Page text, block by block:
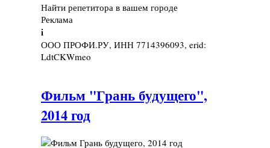
Найти репетитора в вашем городе
Реклама
i
ООО ПРОФИ.РУ, ИНН 7714396093, erid:
LdtCKWmeo
Фильм "Грань будущего",
2014 год